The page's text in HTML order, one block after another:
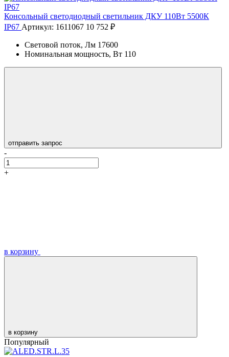
Консольный светодиодный светильник ДКУ 110Вт 5500К
IP67 Артикул: 1611067 10 752 ₽
Световой поток, Лм 17600
Номинальная мощность, Вт 110
отправить запрос
-
+
в корзину
в корзину
Популярный